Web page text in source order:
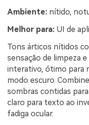
Ambiente: nítido,
Melhor para: UI de
Tons árticos nítidos
sensação de limpeza
interativo, ótimo para
modo escuro.
sombras contidas
claro para texto ao
fadiga ocular.